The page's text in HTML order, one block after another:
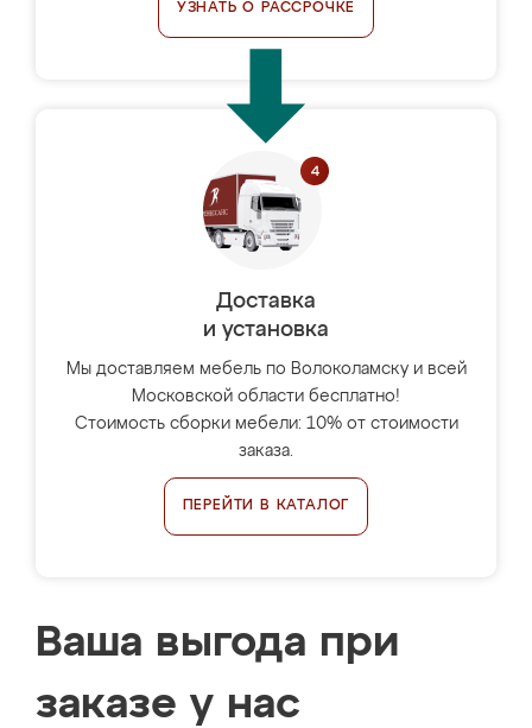
УЗНАТЬ О РАССРОЧКЕ
Доставка
и установка
Мы доставляем мебель по Волоколамску и всей
Московской области бесплатно!
Стоимость сборки мебели: 10% от стоимости
заказа.
ПЕРЕЙТИ В КАТАЛОГ
Ваша выгода при
заказе у нас